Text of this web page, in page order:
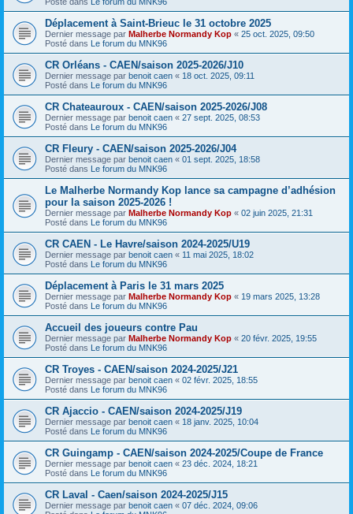
Déplacement à Saint-Brieuc le 31 octobre 2025
Dernier message par Malherbe Normandy Kop « 25 oct. 2025, 09:50
Posté dans Le forum du MNK96
CR Orléans - CAEN/saison 2025-2026/J10
Dernier message par benoit caen « 18 oct. 2025, 09:11
Posté dans Le forum du MNK96
CR Chateauroux - CAEN/saison 2025-2026/J08
Dernier message par benoit caen « 27 sept. 2025, 08:53
Posté dans Le forum du MNK96
CR Fleury - CAEN/saison 2025-2026/J04
Dernier message par benoit caen « 01 sept. 2025, 18:58
Posté dans Le forum du MNK96
Le Malherbe Normandy Kop lance sa campagne d’adhésion
pour la saison 2025-2026 !
Dernier message par Malherbe Normandy Kop « 02 juin 2025, 21:31
Posté dans Le forum du MNK96
CR CAEN - Le Havre/saison 2024-2025/U19
Dernier message par benoit caen « 11 mai 2025, 18:02
Posté dans Le forum du MNK96
Déplacement à Paris le 31 mars 2025
Dernier message par Malherbe Normandy Kop « 19 mars 2025, 13:28
Posté dans Le forum du MNK96
Accueil des joueurs contre Pau
Dernier message par Malherbe Normandy Kop « 20 févr. 2025, 19:55
Posté dans Le forum du MNK96
CR Troyes - CAEN/saison 2024-2025/J21
Dernier message par benoit caen « 02 févr. 2025, 18:55
Posté dans Le forum du MNK96
CR Ajaccio - CAEN/saison 2024-2025/J19
Dernier message par benoit caen « 18 janv. 2025, 10:04
Posté dans Le forum du MNK96
CR Guingamp - CAEN/saison 2024-2025/Coupe de France
Dernier message par benoit caen « 23 déc. 2024, 18:21
Posté dans Le forum du MNK96
CR Laval - Caen/saison 2024-2025/J15
Dernier message par benoit caen « 07 déc. 2024, 09:06